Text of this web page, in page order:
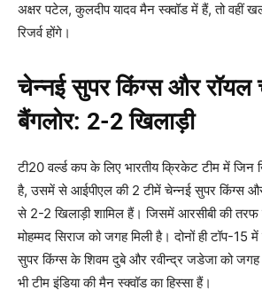
अक्षर पटेल, कुलदीप यादव मैन स्क्वॉड में हैं, तो वहीं
रिजर्व होंगे।
चेन्नई सुपर किंग्स और रॉयल
बैंगलोर: 2-2खिलाड़ी
टी20 वर्ल्ड कप के लिए भारतीय क्रिकेट टीम में जिन
है, उसमें से आईपीएल की 2 टीमें चेन्नई सुपर किंग्स
से 2-2 खिलाड़ी शामिल हैं। जिसमें आरसीबी की तरफ
मोहम्मद सिराज को जगह मिली है। दोनों ही टॉप-15
सुपर किंग्स के शिवम दुबे और रवीन्द्र जडेजा को जगह
भी टीम इंडिया की मैन स्क्वॉड का हिस्सा हैं।